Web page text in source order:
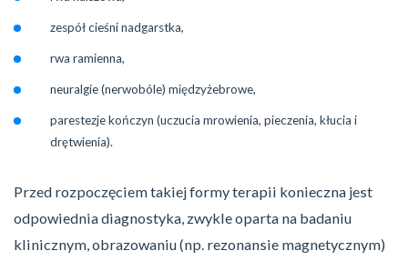
zespół cieśni nadgarstka,
rwa ramienna,
neuralgie (nerwobóle) międzyżebrowe,
parestezje kończyn (uczucia mrowienia, pieczenia, kłucia i
drętwienia).
Przed rozpoczęciem takiej formy terapii konieczna jest
odpowiednia diagnostyka, zwykle oparta na badaniu
klinicznym, obrazowaniu (np. rezonansie magnetycznym)